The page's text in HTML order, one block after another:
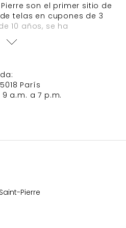
son el primer sitio de
telas en cupones de 3
10 años, se ha
Comprender la
París
a.m. a 7 p.m.
Pierre